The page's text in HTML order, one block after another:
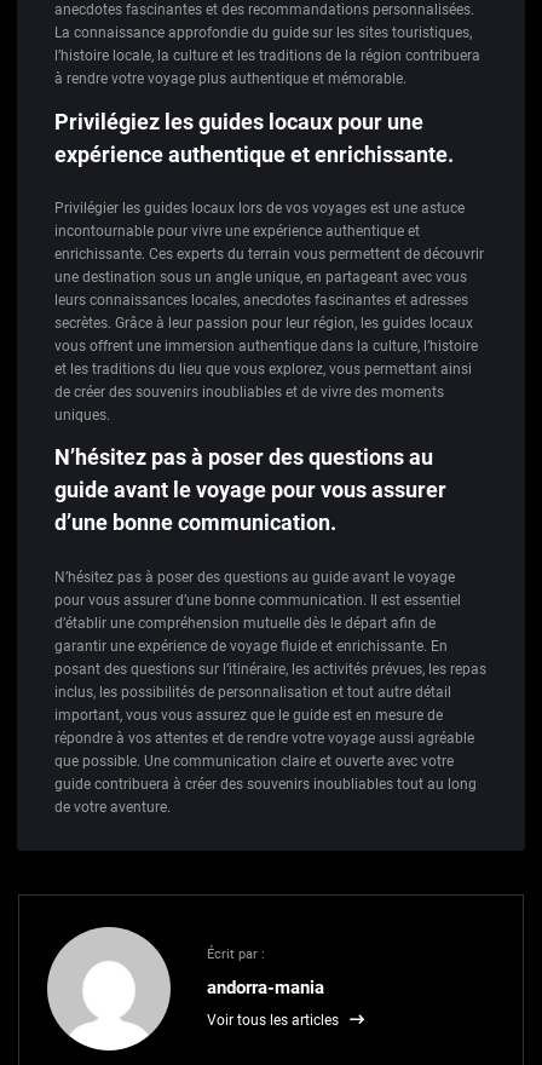
anecdotes fascinantes et des recommandations personnalisées.
La connaissance approfondie du guide sur les sites touristiques,
l’histoire locale, la culture et les traditions de la région contribuera
à rendre votre voyage plus authentique et mémorable.
Privilégiez les guides locaux pour une
expérience authentique et enrichissante.
Privilégier les guides locaux lors de vos voyages est une astuce
incontournable pour vivre une expérience authentique et
enrichissante. Ces experts du terrain vous permettent de découvrir
une destination sous un angle unique, en partageant avec vous
leurs connaissances locales, anecdotes fascinantes et adresses
secrètes. Grâce à leur passion pour leur région, les guides locaux
vous offrent une immersion authentique dans la culture, l’histoire
et les traditions du lieu que vous explorez, vous permettant ainsi
de créer des souvenirs inoubliables et de vivre des moments
uniques.
N’hésitez pas à poser des questions au
guide avant le voyage pour vous assurer
d’une bonne communication.
N’hésitez pas à poser des questions au guide avant le voyage
pour vous assurer d’une bonne communication. Il est essentiel
d’établir une compréhension mutuelle dès le départ afin de
garantir une expérience de voyage fluide et enrichissante. En
posant des questions sur l’itinéraire, les activités prévues, les repas
inclus, les possibilités de personnalisation et tout autre détail
important, vous vous assurez que le guide est en mesure de
répondre à vos attentes et de rendre votre voyage aussi agréable
que possible. Une communication claire et ouverte avec votre
guide contribuera à créer des souvenirs inoubliables tout au long
de votre aventure.
Écrit par :
andorra-mania
Voir tous les articles